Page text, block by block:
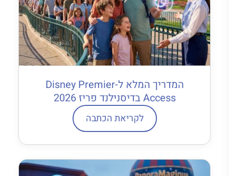
המדריך המלא ל-Disney Premier
Access בדיסנילנד פריז 2026
לקריאת הכתבה